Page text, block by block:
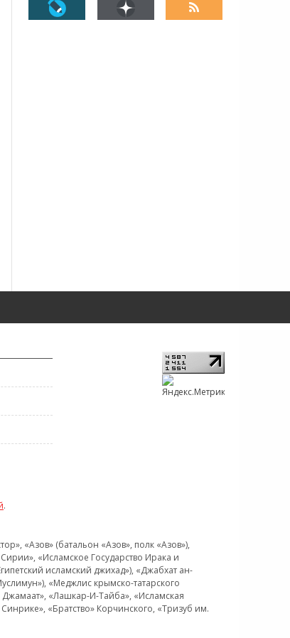
.
«Азов» (батальон «Азов», полк «Азов»),
«Исламское Государство Ирака и
исламский джихад»), «Джабхат ан-
«Меджлис крымско-татарского
Джамаат», «Лашкар-И-Тайба», «Исламская
«Братство» Корчинского, «Тризуб им.